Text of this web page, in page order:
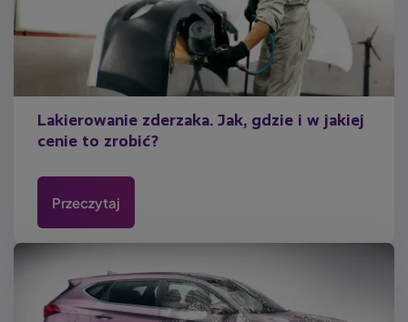
Lakierowanie zderzaka. Jak, gdzie i w jakiej
cenie to zrobić?
Przeczytaj